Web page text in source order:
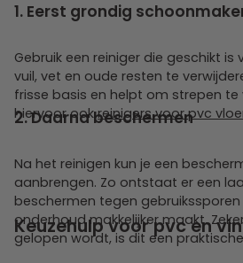
1. Eerst grondig
Gebruik een reiniger die geschikt
vuil, vet en oude resten te
frisse basis en helpt om strepen te
hiervoor ookreinigers voor pvc
2. Daarna beschermen
Na het reinigen kun je een
aanbrengen. Zo ontstaat er een
beschermen tegen
onderhoud makkelijker maakt.
gelopen wordt, is dit een
Keuzehulp voor pvc en